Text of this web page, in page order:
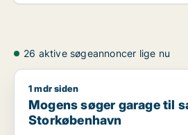
26 aktive søgeannoncer lige nu
Mogens søger garage til salg i
1 mdr siden
Mogens søger garage til
Storkøbenhavn